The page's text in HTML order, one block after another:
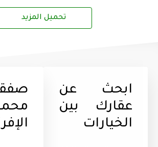
تحميل المزيد
ابحث عن
عقارك بين
الخيارات